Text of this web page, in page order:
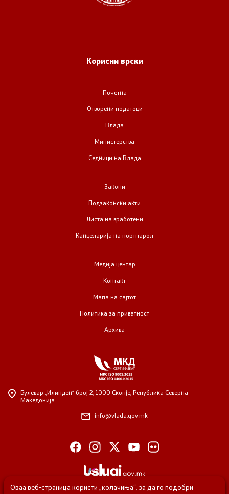
Корисни врски
Почетна
Отворени податоци
Влада
Министерства
Седници на Влада
Закони
Подзаконски акти
Листа на вработени
Канцеларија на портпарол
Медија центар
Контакт
Мапа на сајтот
Политика за приватност
Архива
Булевар „Илинден“ број 2, 1000 Скопје, Република Северна
Македонија
info@vlada.gov.mk
Оваа веб-страница користи „колачиња“, за да го подобри